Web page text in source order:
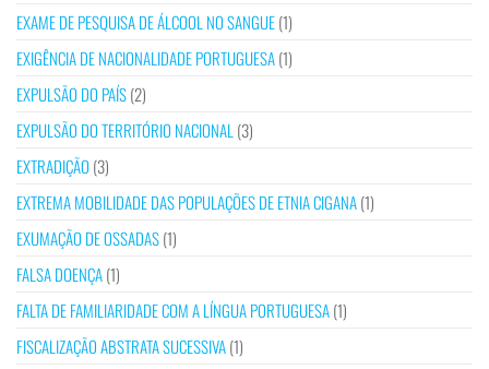
EXAME DE PESQUISA DE ÁLCOOL NO SANGUE(1)
EXIGÊNCIA DE NACIONALIDADE PORTUGUESA(1)
EXPULSÃO DO PAÍS(2)
EXPULSÃO DO TERRITÓRIO NACIONAL (3)
EXTRADIÇÃO (3)
EXTREMA MOBILIDADE DAS POPULAÇÕES DE ETNIA CIGANA(1)
EXUMAÇÃO DE OSSADAS(1)
FALSA DOENÇA(1)
FALTA DE FAMILIARIDADE COM A LÍNGUA PORTUGUESA(1)
FISCALIZAÇÃO ABSTRATA SUCESSIVA(1)